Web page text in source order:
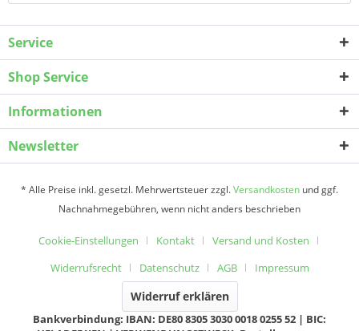
Service
Shop Service
Informationen
Newsletter
* Alle Preise inkl. gesetzl. Mehrwertsteuer zzgl.Versandkosten und ggf.
Nachnahmegebühren, wenn nicht anders beschrieben
Cookie-Einstellungen Kontakt
Versand und Kosten
Widerrufsrecht
Datenschutz AGB Impressum
Widerruf erklären
Bankverbindung: IBAN: DE80 8305 3030 0018 0255 52 | BIC: